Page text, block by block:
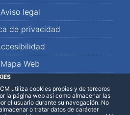
Aviso legal
de privacidad
Mapa Web
utiliza cookies propias y de terceros
la página web así como almacenar las
el usuario durante su navegación. No
o tratar datos de carácter